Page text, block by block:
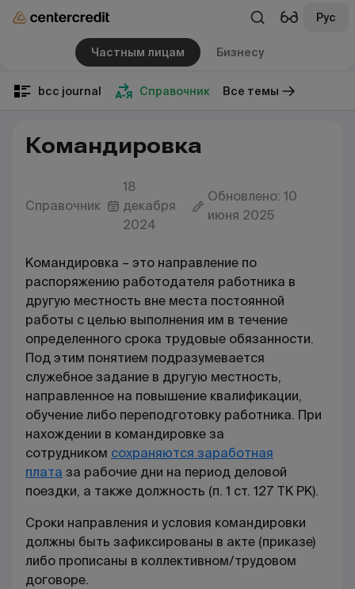
Рус
Частным лицам Бизнесу
bcc journal Справочник Все темы
Командировка
Справочник
18
декабря
2024
Обновлено: 10
июня 2025
Командировка – это направление по
распоряжению работодателя работника в
другую местность вне места постоянной
работы с целью выполнения им в течение
определенного срока трудовые обязанности.
Под этим понятием подразумевается
служебное задание в другую местность,
направленное на повышение квалификации,
обучение либо переподготовку работника. При
нахождении в командировке за
сотрудником сохраняются заработная
плата за рабочие дни на период деловой
поездки, а также должность (п. 1 ст. 127 ТК РК).
Сроки направления и условия командировки
должны быть зафиксированы в акте (приказе)
либо прописаны в коллективном/трудовом
договоре.